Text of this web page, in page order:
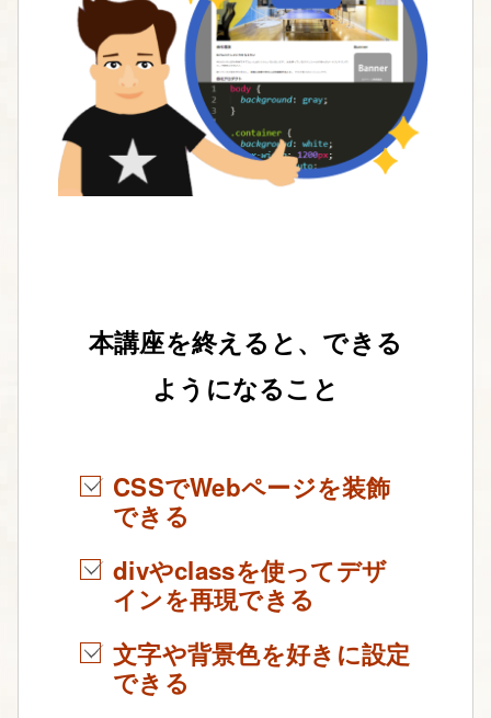
本講座を終えると、できる
ようになること
CSSでWebページを装飾
できる
divやclassを使ってデザ
インを再現できる
文字や背景色を好きに設定
できる